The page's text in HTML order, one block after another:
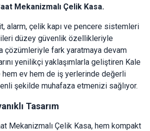
Mekanizmalı Çelik Kasa.
alarm, çelik kapı ve pencere sistemleri
düzey güvenlik özellikleriyle
çözümleriyle fark yaratmaya devam
yenilikçi yaklaşımlarla geliştiren Kale
hem ev hem de iş yerlerinde değerli
şekilde muhafaza etmenizi sağlıyor.
Tasarım
Mekanizmalı Çelik Kasa, hem kompakt